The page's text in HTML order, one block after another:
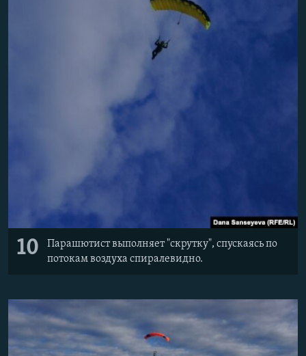
10
Парашютист выполняет "скрутку", спускаясь по
потокам воздуха спиралевидно.